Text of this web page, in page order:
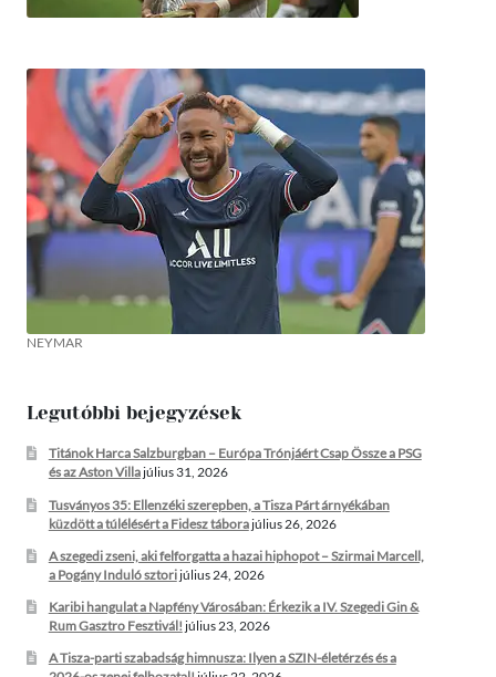
NEYMAR
Legutóbbi bejegyzések
Titánok Harca Salzburgban – Európa Trónjáért Csap Össze a PSG
és az Aston Villajúlius 31, 2026
Tusványos 35: Ellenzéki szerepben, a Tisza Párt árnyékában
küzdött a túlélésért a Fidesz táborajúlius 26, 2026
A szegedi zseni, aki felforgatta a hazai hiphopot – Szirmai Marcell,
a Pogány Induló sztorijúlius 24, 2026
Karibi hangulat a Napfény Városában: Érkezik a IV. Szegedi Gin &
Rum Gasztro Fesztivál! július 23, 2026
A Tisza-parti szabadság himnusza: Ilyen a SZIN-életérzés és a